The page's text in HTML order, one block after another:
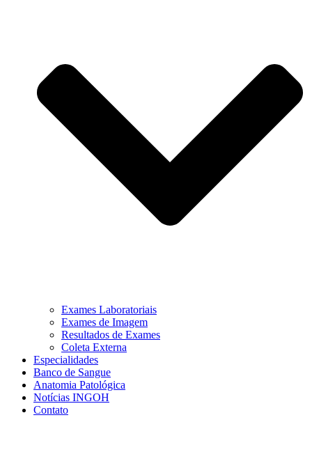
Exames Laboratoriais
Exames de Imagem
Resultados de Exames
Coleta Externa
Especialidades
Banco de Sangue
Anatomia Patológica
Notícias INGOH
Contato